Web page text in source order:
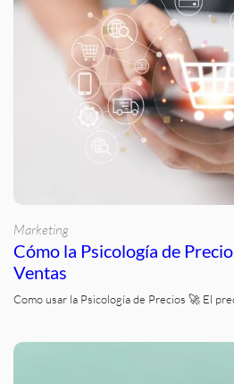
Marketing
Cómo la Psicología de
Ventas
Como usar la Psicología de Precios 🚀 El